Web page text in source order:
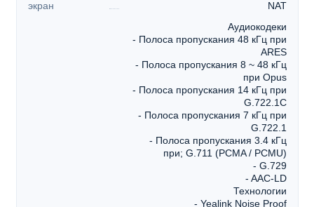
экран
NAT
Аудиокодеки
- Полоса пропускания 48 кГц при
ARES
- Полоса пропускания 8 ~ 48 кГц
при Opus
- Полоса пропускания 14 кГц при
G.722.1C
- Полоса пропускания 7 кГц при
G.722.1
- Полоса пропускания 3.4 кГц
при; G.711 (PCMA / PCMU)
- G.729
- AAC-LD
Технологии
- Yealink Noise Proof